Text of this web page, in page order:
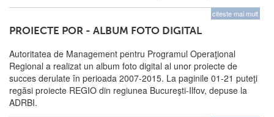
citeste mai mult
PROIECTE POR - ALBUM FOTO DIGITAL
Autoritatea de Management pentru Programul Operaţional
Regional a realizat un album foto digital al unor proiecte de
succes derulate în perioada 2007-2015. La paginile 01-21 puteţi
regăsi proiecte REGIO din regiunea Bucureşti-Ilfov, depuse la
ADRBI.